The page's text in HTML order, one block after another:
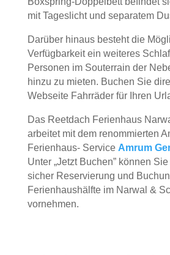
mit Tageslicht und separatem
Darüber hinaus besteht die
Verfügbarkeit ein weiteres
Personen im Souterrain der
hinzu zu mieten. Buchen Sie
Webseite Fahrräder für Ihren
Das Reetdach Ferienhaus
arbeitet mit dem renommierten
Ferienhaus- Service Amrum
Unter „Jetzt Buchen” können
sicher Reservierung und
Ferienhaushälfte im Narwal &
vornehmen.